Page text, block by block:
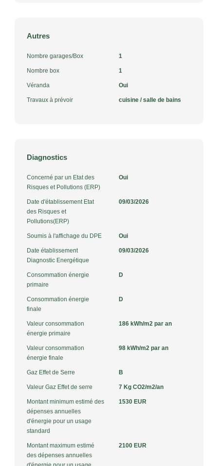
Autres
Nombre garages/Box 1
Nombre box 1
Véranda Oui
Travaux à prévoir cuisine / salle de bains
Diagnostics
Concerné par un Etat des
Risques et Pollutions (ERP)
Oui
Date d'établissement Etat
des Risques et
Pollutions(ERP)
09/03/2026
Soumis à l'affichage du DPE Oui
Date établissement
Diagnostic Energétique
09/03/2026
Consommation énergie
primaire
D
Consommation énergie
finale
D
Valeur consommation
énergie primaire
186 kWh/m2 par an
Valeur consommation
énergie finale
98 kWh/m2 par an
Gaz Effet de Serre B
Valeur Gaz Effet de serre 7 Kg CO2/m2/an
Montant minimum estimé des
dépenses annuelles
d'énergie pour un usage
standard
1530 EUR
Montant maximum estimé
des dépenses annuelles
2100 EUR